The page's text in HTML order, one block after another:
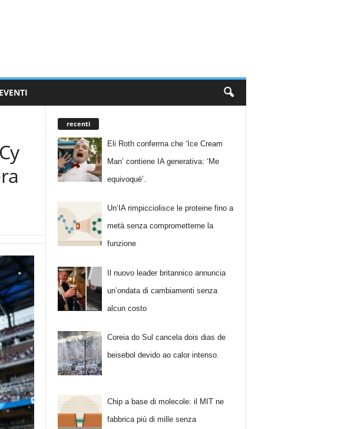
EVENTI
recenti
Eli Roth conferma che ‘Ice Cream
Man’ contiene IA generativa: ‘Me
equivoqué’.
Un’IA rimpicciolisce le proteine fino a
metà senza comprometterne la
funzione
Il nuovo leader britannico annuncia
un’ondata di cambiamenti senza
alcun costo
Coreia do Sul cancela dois dias de
beisebol devido ao calor intenso.
Chip a base di molecole: il MIT ne
fabbrica più di mille senza